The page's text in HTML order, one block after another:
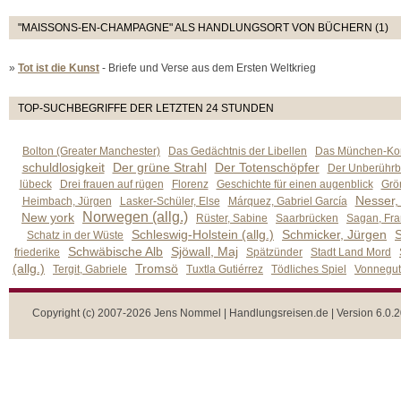
"MAISSONS-EN-CHAMPAGNE" ALS HANDLUNGSORT VON BÜCHERN (1)
» Tot ist die Kunst - Briefe und Verse aus dem Ersten Weltkrieg
TOP-SUCHBEGRIFFE DER LETZTEN 24 STUNDEN
Bolton (Greater Manchester) Das Gedächtnis der Libellen Das München-
schuldlosigkeit Der grüne Strahl Der Totenschöpfer
Der
lübeck
Drei frauen auf rügen Florenz Geschichte für einen augenblick
Heimbach, Jürgen
Lasker-Schüler, Else Márquez, Gabriel García
New york
Norwegen (allg.) Rüster, Sabine Saarbrücken
Sagan,
Schatz in der Wüste
Schleswig-Holstein (allg.) Schmicker, Jürgen
friederike Schwäbische Alb Sjöwall, Maj Spätzünder Stadt Land Mord
(allg.) Tergit, Gabriele Tromsö Tuxtla Gutiérrez Tödliches Spiel
Copyright (c) 2007-2026 Jens Nommel | Handlungsreisen.de | Version